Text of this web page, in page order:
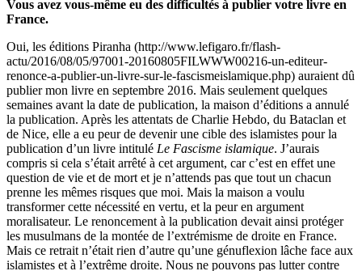
Vous avez vous-même eu des difficultés à publier votre livre en
France.
Oui, les éditions Piranha (http://www.lefigaro.fr/flash-
actu/2016/08/05/97001-20160805FILWWW00216-un-editeur-
renonce-a-publier-un-livre-sur-le-fascismeislamique.php) auraient dû
publier mon livre en septembre 2016. Mais seulement quelques
semaines avant la date de publication, la maison d’éditions a annulé
la publication. Après les attentats de Charlie Hebdo, du Bataclan et
de Nice, elle a eu peur de devenir une cible des islamistes pour la
publication d’un livre intitulé Le Fascisme islamique. J’aurais
compris si cela s’était arrêté à cet argument, car c’est en effet une
question de vie et de mort et je n’attends pas que tout un chacun
prenne les mêmes risques que moi. Mais la maison a voulu
transformer cette nécessité en vertu, et la peur en argument
moralisateur. Le renoncement à la publication devait ainsi protéger
les musulmans de la montée de l’extrémisme de droite en France.
Mais ce retrait n’était rien d’autre qu’une génuflexion lâche face aux
islamistes et à l’extrême droite. Nous ne pouvons pas lutter contre